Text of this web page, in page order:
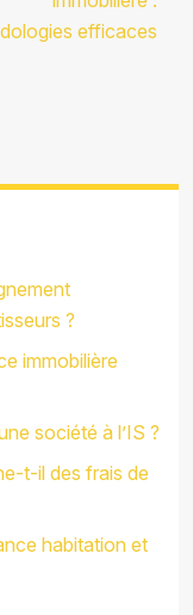
efficaces
?
immobilière
société à l’IS ?
t-il des frais de
habitation et